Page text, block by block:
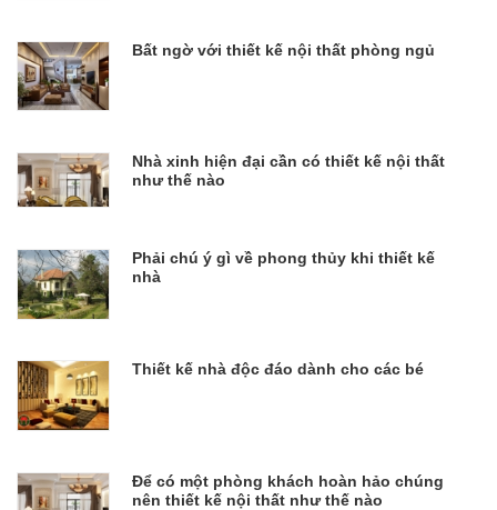
Bất ngờ với thiết kế nội thất phòng ngủ
Nhà xinh hiện đại cần có thiết kế nội thất
như thế nào
Phải chú ý gì về phong thủy khi thiết kế
nhà
Thiết kế nhà độc đáo dành cho các bé
Để có một phòng khách hoàn hảo chúng
nên thiết kế nội thất như thế nào